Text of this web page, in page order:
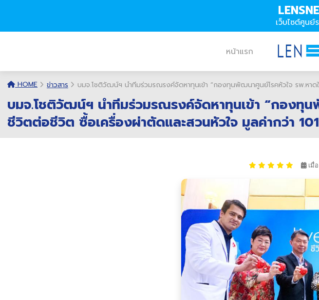
เว็บไซต์ศูน
หน้าแรก
HOME ข่าวสาร บมจ.โชติวัฒน์ฯ นำทีมร่วมรณรงค์จัดหาทุนเข้า “กองทุนพัฒนาศูนย์โรคหัวใจ รพ.หาด
บมจ.โชติวัฒน์ฯ นำทีมร่วมรณรงค์จัดหาทุนเข้า “กองทุ
ชีวิตต่อชีวิต ซื้อเครื่องผ่าตัดและสวนหัวใจ มูลค่ากว่า
เมื่อ